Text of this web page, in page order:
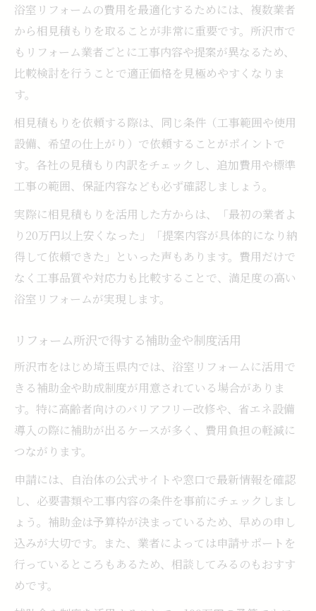
浴室リフォームの費用を最適化するためには、複数業者
から相見積もりを取ることが非常に重要です。所沢市で
もリフォーム業者ごとに工事内容や提案が異なるため、
比較検討を行うことで適正価格を見極めやすくなりま
す。
相見積もりを依頼する際は、同じ条件（工事範囲や使用
設備、希望の仕上がり）で依頼することがポイントで
す。各社の見積もり内訳をチェックし、追加費用や標準
工事の範囲、保証内容なども必ず確認しましょう。
実際に相見積もりを活用した方からは、「最初の業者よ
り20万円以上安くなった」「提案内容が具体的になり納
得して依頼できた」といった声もあります。費用だけで
なく工事品質や対応力も比較することで、満足度の高い
浴室リフォームが実現します。
リフォーム所沢で得する補助金や制度活用
所沢市をはじめ埼玉県内では、浴室リフォームに活用で
きる補助金や助成制度が用意されている場合がありま
す。特に高齢者向けのバリアフリー改修や、省エネ設備
導入の際に補助が出るケースが多く、費用負担の軽減に
つながります。
申請には、自治体の公式サイトや窓口で最新情報を確認
し、必要書類や工事内容の条件を事前にチェックしまし
ょう。補助金は予算枠が決まっているため、早めの申し
込みが大切です。また、業者によっては申請サポートを
行っているところもあるため、相談してみるのもおすす
めです。